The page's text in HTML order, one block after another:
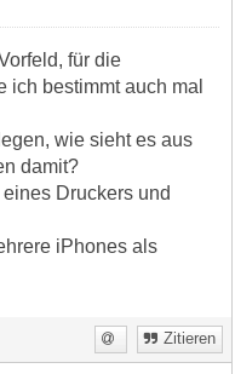
für die
ich bestimmt auch mal
wie sieht es aus
damit?
Druckers und
iPhones als
Zitieren